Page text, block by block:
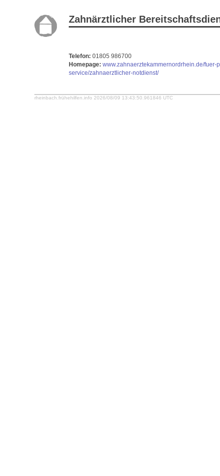
Zahnärztlicher
Telefon: 01805 986700
Homepage: www.zahnaerztekammernordrhein.de/fuer-
service/zahnaerztlicher-notdienst/
rheinbach.frühehilfen.info 2026/08/09 13:43:50.961846 UTC